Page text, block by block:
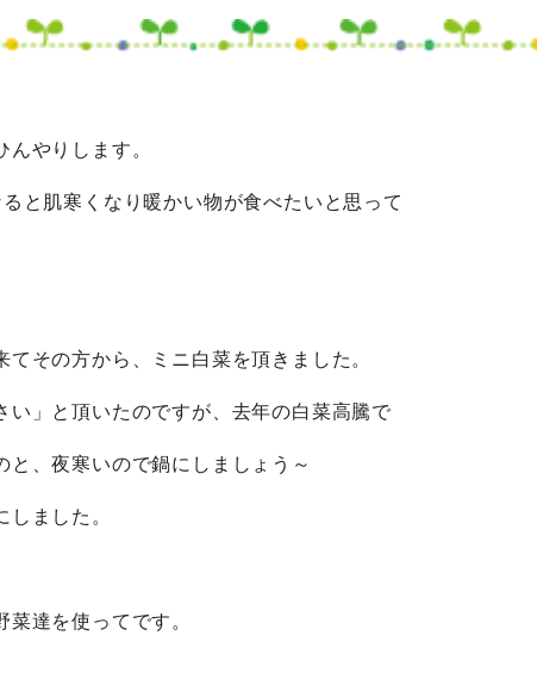
やりします。
と肌寒くなり暖かい物が食べたいと思って
その方から、ミニ白菜を頂きました。
い」と頂いたのですが、去年の白菜高騰で
と、夜寒いので鍋にしましょう～
しました。
達を使ってです。